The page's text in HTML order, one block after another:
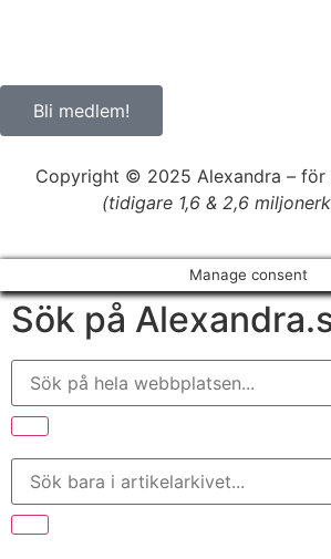
Bli medlem!
Copyright © 2025 Alexandra – för
(tidigare 1,6 & 2,6
Manage consent
Sök på